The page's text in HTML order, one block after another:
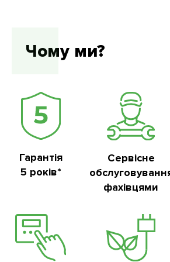
Чому ми?
Гарантія
5 років*
Сервісне
фахівцями